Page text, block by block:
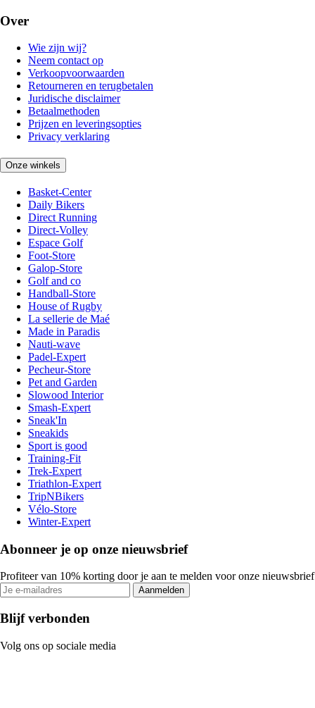
Over
Wie zijn wij?
Neem contact op
Verkoopvoorwaarden
Retourneren en terugbetalen
Juridische disclaimer
Betaalmethoden
Prijzen en leveringsopties
Privacy verklaring
Onze winkels
Basket-Center
Daily Bikers
Direct Running
Direct-Volley
Espace Golf
Foot-Store
Galop-Store
Golf and co
Handball-Store
House of Rugby
La sellerie de Maé
Made in Paradis
Nauti-wave
Padel-Expert
Pecheur-Store
Pet and Garden
Slowood Interior
Smash-Expert
Sneak'In
Sneakids
Sport is good
Training-Fit
Trek-Expert
Triathlon-Expert
TripNBikers
Vélo-Store
Winter-Expert
Abonneer je op onze nieuwsbrief
Profiteer van 10% korting door je aan te melden voor onze nieuwsbrief
Aanmelden
Blijf verbonden
Volg ons op sociale media